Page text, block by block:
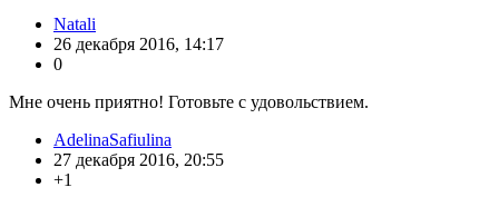
Natali
26 декабря 2016, 14:17
0
Мне очень приятно! Готовьте с удовольствием.
AdelinaSafiulina
27 декабря 2016, 20:55
+1